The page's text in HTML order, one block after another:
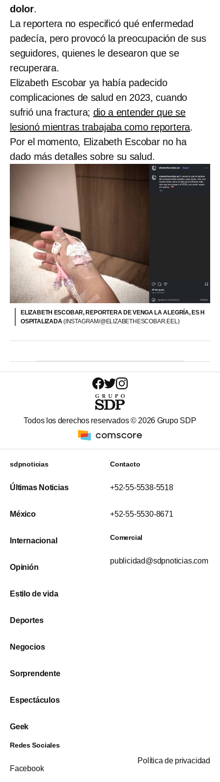
dolor.
La reportera no especificó qué enfermedad
padecía, pero provocó la preocupación de sus
seguidores, quienes le desearon que se
recuperara.
Elizabeth Escobar ya había padecido
complicaciones de salud en 2023, cuando
sufrió una fractura; dio a entender que se
lesionó mientras trabajaba como reportera.
Por el momento, Elizabeth Escobar no ha
dado más detalles sobre su salud.
ELIZABETH ESCOBAR, REPORTERA DE VENGA LA ALEGRÍA, ES H
OSPITALIZADA(INSTAGRAM/@ELIZABETHESCOBAR.EEL)
Todos los derechos reservados © 2026 Grupo SDP
sdpnoticias
Últimas Noticias
México
Internacional
Opinión
Estilo de vida
Deportes
Negocios
Sorprendente
Espectáculos
Geek
Contacto
+52-55-5538-5518
+52-55-5530-8671
Comercial
publicidad@sdpnoticias.com
Redes Sociales
Facebook
Política de privacidad